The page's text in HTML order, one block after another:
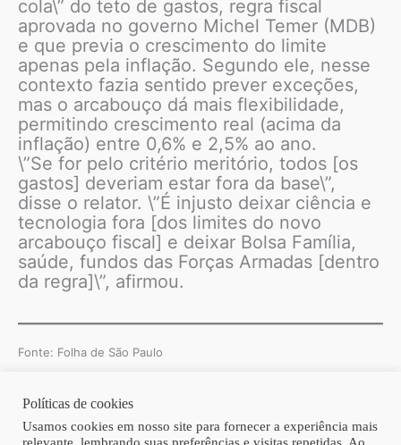
cola\” do teto de gastos, regra fiscal
aprovada no governo Michel Temer (MDB)
e que previa o crescimento do limite
apenas pela inflação. Segundo ele, nesse
contexto fazia sentido prever exceções,
mas o arcabouço dá mais flexibilidade,
permitindo crescimento real (acima da
inflação) entre 0,6% e 2,5% ao ano.
\”Se for pelo critério meritório, todos [os
gastos] deveriam estar fora da base\”,
disse o relator. \”É injusto deixar ciência e
tecnologia fora [dos limites do novo
arcabouço fiscal] e deixar Bolsa Família,
saúde, fundos das Forças Armadas [dentro
da regra]\”, afirmou.
Fonte: Folha de São Paulo
Copyright © 2026 | Homero Costa Advogados
Políticas de cookies
Usamos cookies em nosso site para fornecer a experiência mais